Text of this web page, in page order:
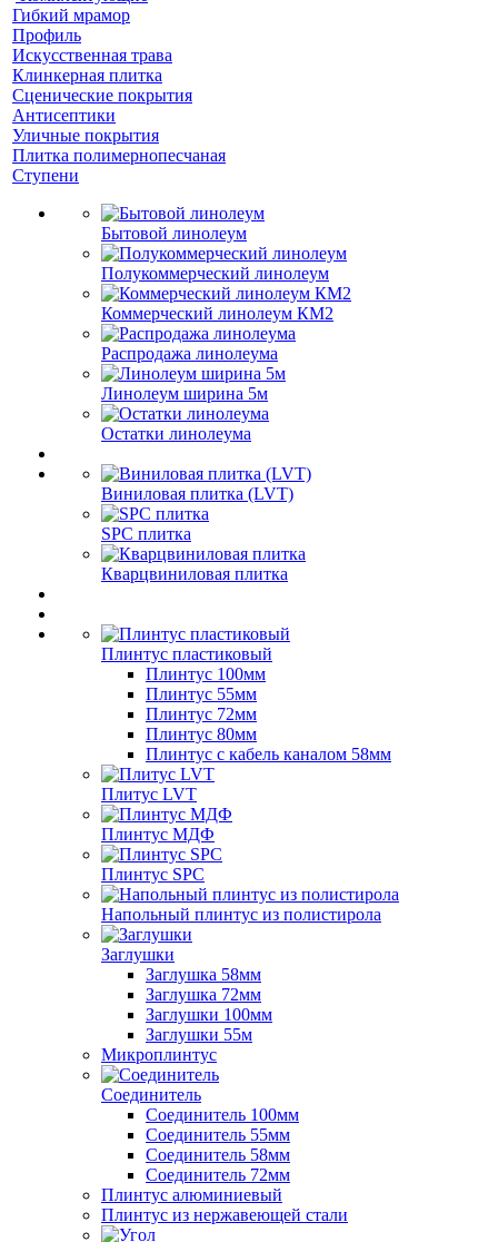
Гибкий мрамор
Профиль
Искусственная трава
Клинкерная плитка
Сценические покрытия
Антисептики
Уличные покрытия
Плитка полимернопесчаная
Ступени
Бытовой линолеум
Полукоммерческий линолеум
Коммерческий линолеум КМ2
Распродажа линолеума
Линолеум ширина 5м
Остатки линолеума
Виниловая плитка (LVT)
SPC плитка
Кварцвиниловая плитка
Плинтус пластиковый
Плинтус 100мм
Плинтус 55мм
Плинтус 72мм
Плинтус 80мм
Плинтус с кабель каналом 58мм
Плитус LVT
Плинтус МДФ
Плинтус SPC
Напольный плинтус из полистирола
Заглушки
Заглушка 58мм
Заглушка 72мм
Заглушки 100мм
Заглушки 55м
Микроплинтус
Соединитель
Соединитель 100мм
Соединитель 55мм
Соединитель 58мм
Соединитель 72мм
Плинтус алюминиевый
Плинтус из нержавеющей стали